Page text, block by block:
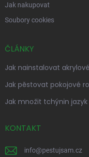
Jak nakupovat
Soubory cookies
ČLÁNKY
Jak nainstalovat
Jak pěstovat pokojové
Jak množit tchýnin
KONTAKT
info@pestujsam.cz